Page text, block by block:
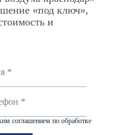
«под ключ»,
и
соглашением по обработке